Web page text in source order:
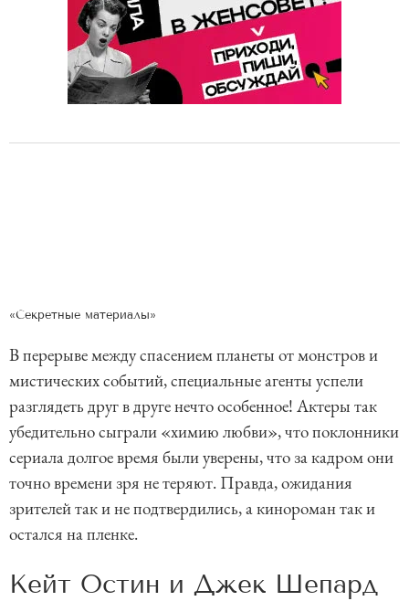
«Секретные материалы»
В перерыве между спасением планеты от монстров и
мистических событий, специальные агенты успели
разглядеть друг в друге нечто особенное! Актеры так
убедительно сыграли «химию любви», что поклонники
сериала долгое время были уверены, что за кадром они
точно времени зря не теряют. Правда, ожидания
зрителей так и не подтвердились, а кинороман так и
остался на пленке.
Кейт Остин и Джек Шепард